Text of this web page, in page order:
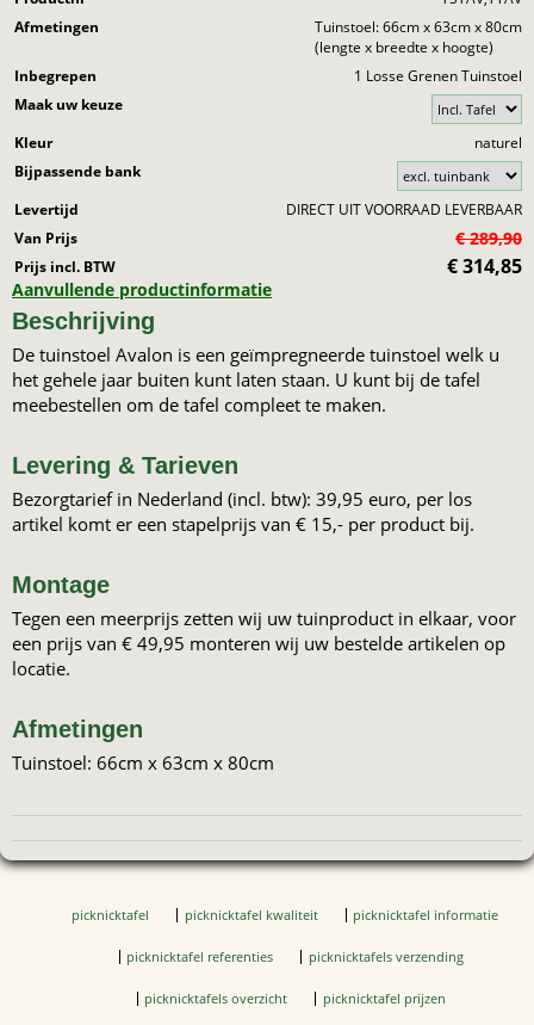
Afmetingen
Tuinstoel: 66cm x 63cm x 80cm
(lengte x breedte x hoogte)
Inbegrepen
1 Losse Grenen Tuinstoel
Maak uw keuze
Kleur
naturel
Bijpassende bank
Levertijd
DIRECT UIT VOORRAAD LEVERBAAR
Van Prijs
€ 289,90
Prijs incl. BTW €314,85
Aanvullende productinformatie
Beschrijving
De tuinstoel Avalon is een geïmpregneerde tuinstoel welk u
het gehele jaar buiten kunt laten staan. U kunt bij de tafel
meebestellen om de tafel compleet te maken.
Levering & Tarieven
Bezorgtarief in Nederland (incl. btw): 39,95 euro, per los
artikel komt er een stapelprijs van € 15,- per product bij.
Montage
Tegen een meerprijs zetten wij uw tuinproduct in elkaar, voor
een prijs van € 49,95 monteren wij uw bestelde artikelen op
locatie.
Afmetingen
Tuinstoel: 66cm x 63cm x 80cm
picknicktafel picknicktafel kwaliteit picknicktafel informatie
picknicktafel referenties picknicktafels verzending
picknicktafels overzicht picknicktafel prijzen